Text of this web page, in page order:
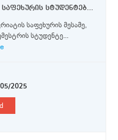
კონკურსი თსუ-ს ბაკალავრიატის საფეხურის სტუდენტებისთვის ერაზმუს+ პროგრამის სტიპენდიების მოსაპოვებლად
საფეხურის მესამე,
სტუდენტე...
2025